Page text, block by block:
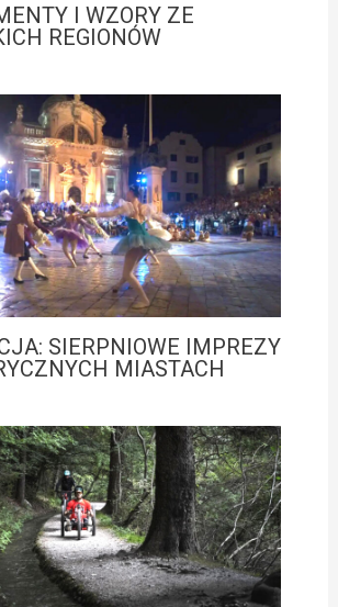
I WZORY ZE
REGIONÓW
SIERPNIOWE IMPREZY
MIASTACH